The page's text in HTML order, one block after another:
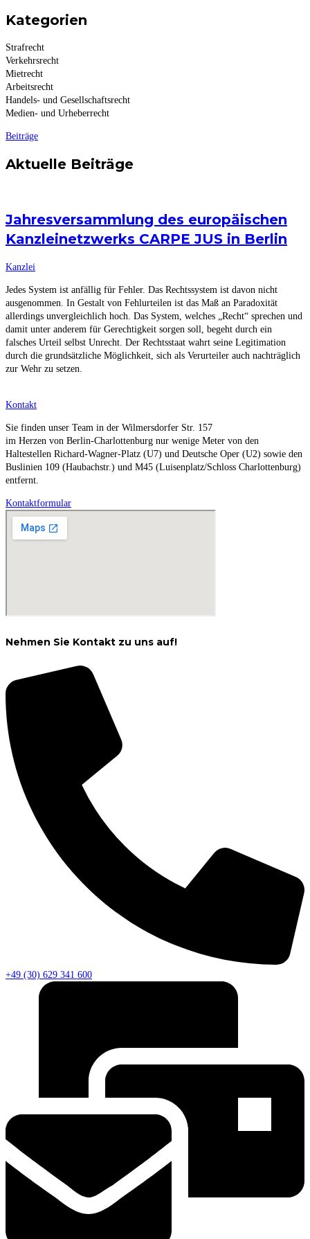
Kategorien
Strafrecht
Verkehrsrecht
Mietrecht
Arbeitsrecht
Handels- und Gesellschaftsrecht
Medien- und Urheberrecht
Beiträge
Aktuelle Beiträge
Jahresversammlung des europäischen
Kanzleinetzwerks CARPE JUS in Berlin
Kanzlei
Jedes System ist anfällig für Fehler. Das Rechtssystem ist davon nicht
ausgenommen. In Gestalt von Fehlurteilen ist das Maß an Paradoxität
allerdings unvergleichlich hoch. Das System, welches „Recht“ sprechen und
damit unter anderem für Gerechtigkeit sorgen soll, begeht durch ein
falsches Urteil selbst Unrecht. Der Rechtsstaat wahrt seine Legitimation
durch die grundsätzliche Möglichkeit, sich als Verurteiler auch nachträglich
zur Wehr zu setzen.
Kontakt
Sie finden unser Team in der Wilmersdorfer Str. 157
im Herzen von Berlin-Charlottenburg nur wenige Meter von den
Haltestellen Richard-Wagner-Platz (U7) und Deutsche Oper (U2) sowie den
Buslinien 109 (Haubachstr.) und M45 (Luisenplatz/Schloss Charlottenburg)
entfernt.
Kontaktformular
Nehmen Sie Kontakt zu uns auf!
+49 (30) 629 341 600